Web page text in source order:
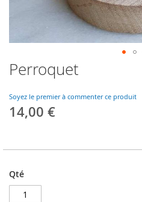
Skip
to
beginning
of
gallery
Perroquet
Soyez le premier à commenter ce produit
14,00 €
Qté